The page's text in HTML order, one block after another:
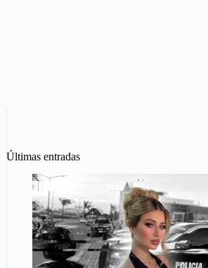
Últimas entradas